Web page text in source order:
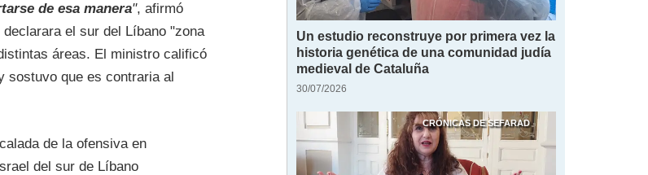
de esa manera", afirmó
el sur del Líbano "zona
áreas. El ministro calificó
sostuvo que es contraria al
de la ofensiva en
del sur de Líbano
Un estudio reconstruye por primera vez la
historia genética de una comunidad judía
medieval de Cataluña
30/07/2026
CRÓNICAS DE SEFARAD